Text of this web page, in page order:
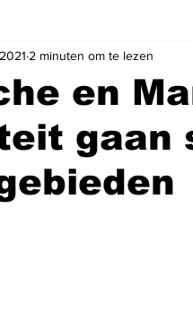
Podcast
en
gaan
2 minuten om te lezen